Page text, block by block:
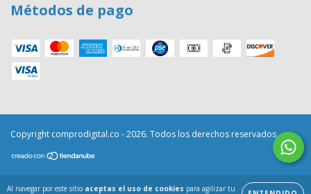
Al navegar por este sitio aceptas el uso de cookies para agilizar tu
Métodos de pago
Copyright comprodigital.co - 2026. Todos los derechos reservados.